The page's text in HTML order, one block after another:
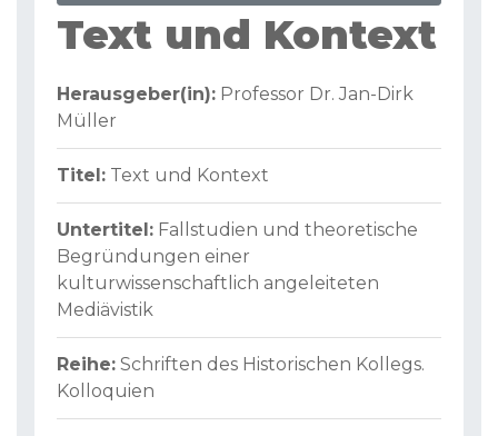
Text und Kontext
Herausgeber(in): Professor Dr. Jan-Dirk
Müller
Titel: Text und Kontext
Untertitel: Fallstudien und theoretische
Begründungen einer
kulturwissenschaftlich angeleiteten
Mediävistik
Reihe: Schriften des Historischen Kollegs.
Kolloquien